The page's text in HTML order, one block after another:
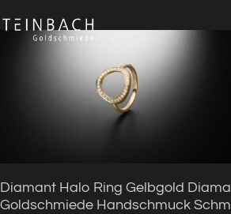
Diamant Halo Ring Gelbgold
Goldschmiede Handschmuck